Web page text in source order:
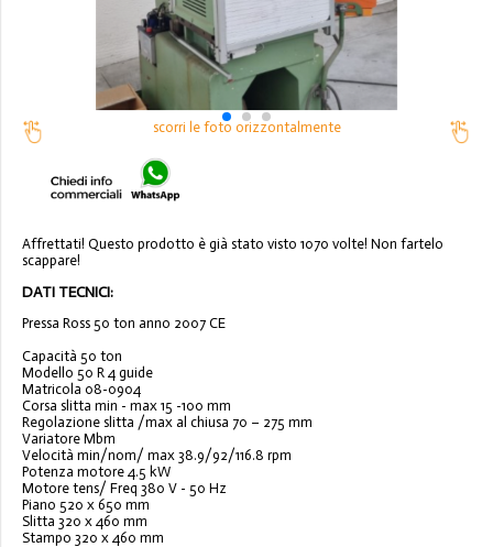
scorri le foto orizzontalmente
Affrettati! Questo prodotto è già stato visto 1070 volte! Non fartelo
scappare!
DATI TECNICI:
Pressa Ross 50 ton anno 2007 CE
Capacità 50 ton
Modello 50 R 4 guide
Matricola 08-0904
Corsa slitta min - max 15 -100 mm
Regolazione slitta /max al chiusa 70 – 275 mm
Variatore Mbm
Velocità min/nom/ max 38.9/92/116.8 rpm
Potenza motore 4.5 kW
Motore tens/ Freq 380 V - 50 Hz
Piano 520 x 650 mm
Slitta 320 x 460 mm
Stampo 320 x 460 mm